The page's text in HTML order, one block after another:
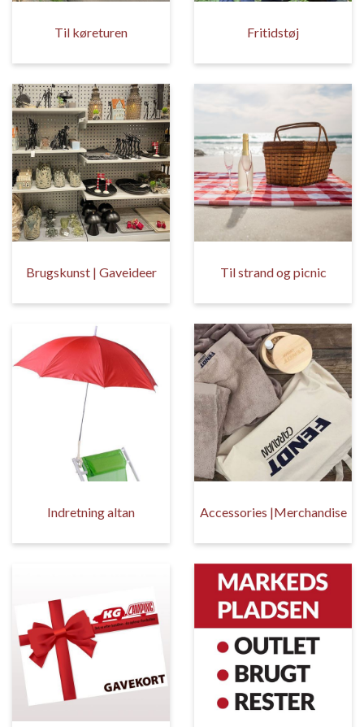
Til køreturen Fritidstøj
Brugskunst | Gaveideer Til strand og picnic
Indretning altan Accessories |Merchandise